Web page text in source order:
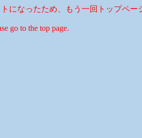
になったため、もう一回トップペー
go to the top page.